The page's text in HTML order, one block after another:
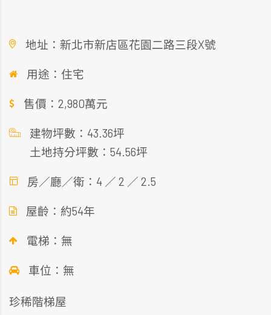
地址：新北市新店區花園二路三段X號
用途：住宅
售價：2,980萬元
建物坪數：43.36坪
土地持分坪數：54.56坪
房／廳／衛：4 ／ 2 ／ 2.5
屋齡：約54年
電梯：無
車位：無
珍稀階梯屋